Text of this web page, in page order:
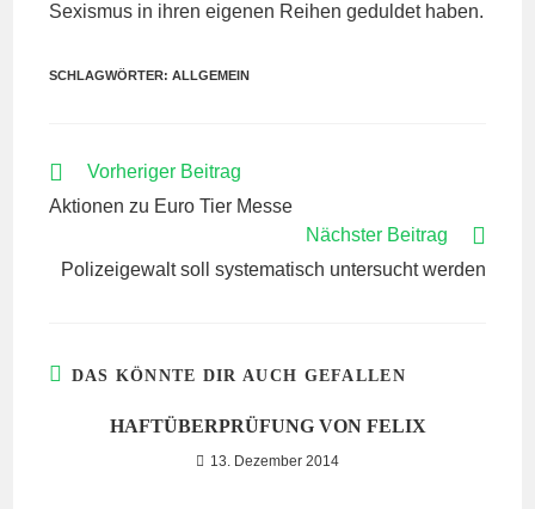
Sexismus in ihren eigenen Reihen geduldet haben.
SCHLAGWÖRTER:ALLGEMEIN
WEITERE
ANSEHEN
Vorheriger Beitrag
Aktionen zu Euro Tier Messe
Nächster Beitrag
Polizeigewalt soll systematisch untersucht werden
DAS KÖNNTE DIR AUCH GEFALLEN
HAFTÜBERPRÜFUNG VON FELIX
13. Dezember 2014